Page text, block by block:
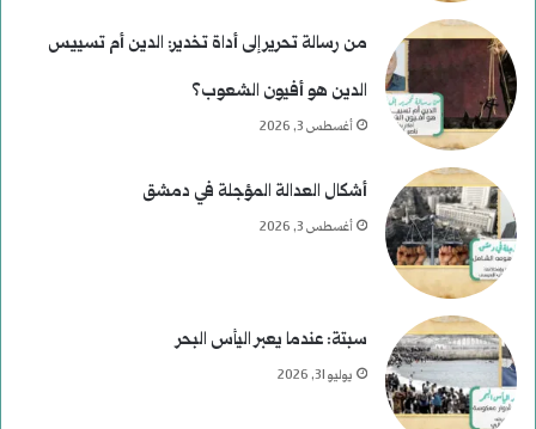
من رسالة تحرير إلى أداة تخدير: الدين أم تسييس
الدين هو أفيون الشعوب؟
أغسطس 3, 2026
أشكال العدالة المؤجلة في دمشق
أغسطس 3, 2026
سبتة: عندما يعبر اليأس البحر
يوليو 31, 2026